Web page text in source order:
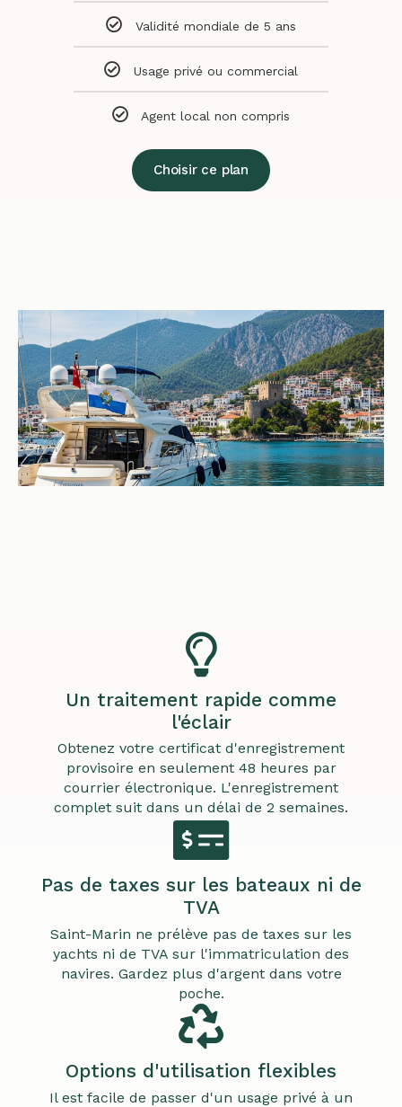
Validité mondiale de 5 ans
Usage privé ou commercial
Agent local non compris
Choisir ce plan
Un traitement rapide comme
l'éclair
Obtenez votre certificat d'enregistrement
provisoire en seulement 48 heures par
courrier électronique. L'enregistrement
complet suit dans un délai de 2 semaines.
Pas de taxes sur les bateaux ni de
TVA
Saint-Marin ne prélève pas de taxes sur les
yachts ni de TVA sur l'immatriculation des
navires. Gardez plus d'argent dans votre
poche.
Options d'utilisation flexibles
Il est facile de passer d'un usage privé à un